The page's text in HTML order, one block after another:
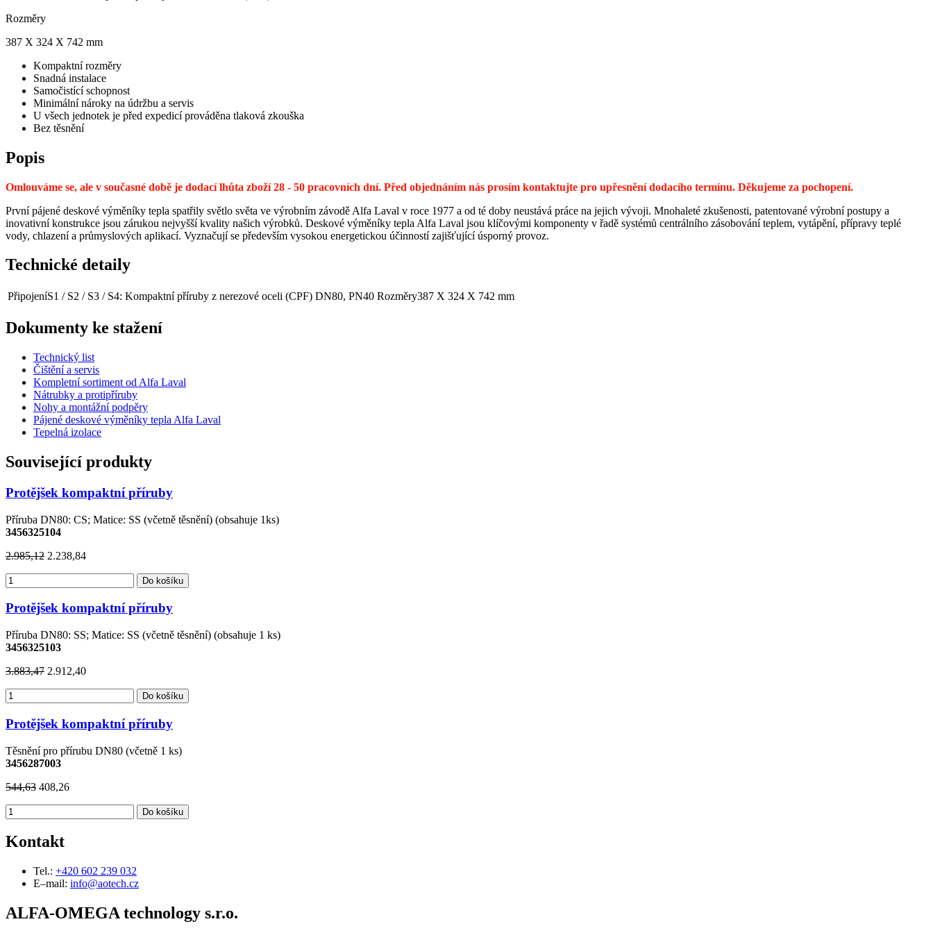
Rozměry
387 X 324 X 742 mm
Kompaktní rozměry
Snadná instalace
Samočistící schopnost
Minimální nároky na údržbu a servis
U všech jednotek je před expedicí prováděna tlaková zkouška
Bez těsnění
Popis
Omlouváme se, ale v současné době je dodací lhůta zboží 28 - 50 pracovních dní. Před objednáním nás prosím kontaktujte pro upřesnění dodacího termínu. Děkujeme za pochopení.
První pájené deskové výměníky tepla spatřily světlo světa ve výrobním závodě Alfa Laval v roce 1977 a od té doby neustává práce na jejich vývoji. Mnohaleté zkušenosti, patentované výrobní postupy a
inovativní konstrukce jsou zárukou nejvyšší kvality našich výrobků. Deskové výměníky tepla Alfa Laval jsou klíčovými komponenty v řadě systémů centrálního zásobování teplem, vytápění, přípravy teplé
vody, chlazení a průmyslových aplikací. Vyznačují se především vysokou energetickou účinností zajišťující úsporný provoz.
Technické detaily
PřipojeníS1 / S2 / S3 / S4: Kompaktní příruby z nerezové oceli (CPF) DN80, PN40 Rozměry387 X 324 X 742 mm
Dokumenty ke stažení
Technický list
Čištění a servis
Kompletní sortiment od Alfa Laval
Nátrubky a protipříruby
Nohy a montážní podpěry
Pájené deskové výměníky tepla Alfa Laval
Tepelná izolace
Související produkty
Protějšek kompaktní příruby
Příruba DN80: CS; Matice: SS (včetně těsnění) (obsahuje 1ks)
3456325104
2.985,12 2.238,84
Do košíku
Protějšek kompaktní příruby
Příruba DN80: SS; Matice: SS (včetně těsnění) (obsahuje 1 ks)
3456325103
3.883,47 2.912,40
Do košíku
Protějšek kompaktní příruby
Těsnění pro přírubu DN80 (včetně 1 ks)
3456287003
544,63 408,26
Do košíku
Kontakt
Tel.: +420 602 239 032
E–mail: info@aotech.cz
ALFA-OMEGA technology s.r.o.